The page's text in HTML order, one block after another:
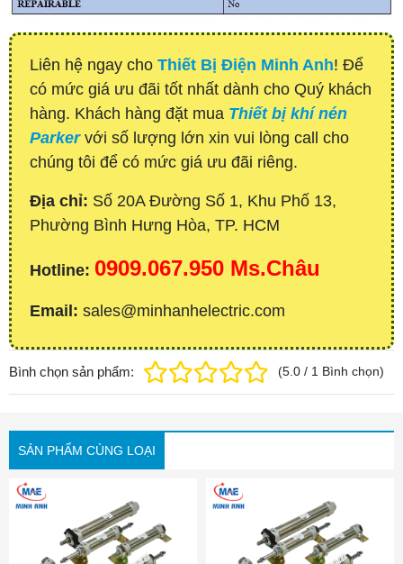
Liên hệ ngay cho Thiết Bị Điện Minh Anh! Để
có mức giá ưu đãi tốt nhất dành cho Quý khách
hàng. Khách hàng đặt mua Thiết bị khí nén
Parkervới số lượng lớn xin vui lòng call cho
chúng tôi để có mức giá ưu đãi riêng.
Địa chỉ: Số 20A Đường Số 1, Khu Phố 13,
Phường Bình Hưng Hòa, TP. HCM
Hotline: 0909.067.950 Ms.Châu
Email: sales@minhanhelectric.com
Bình chọn sản phẩm: (5.0 / 1 Bình chọn)
SẢN PHẨM CÙNG LOẠI